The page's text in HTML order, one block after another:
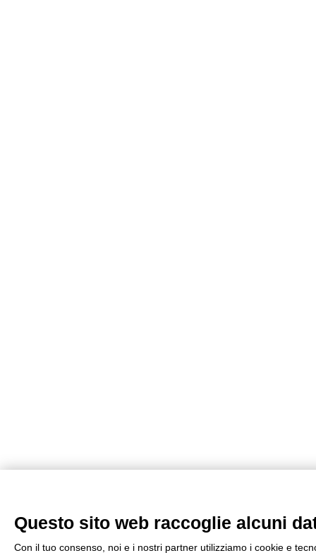
Questo sito web raccoglie alcuni
Con il tuo consenso, noi e i nostri partner utilizziamo i cookie e